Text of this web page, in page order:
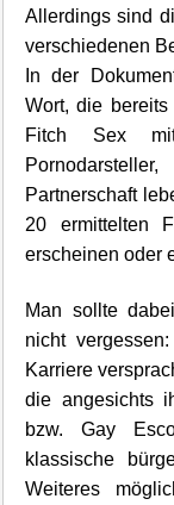
Allerdings sind
verschiedenen
In der
Wort, die
Fitch Sex
Partnerschaft
20 ermittelten
erscheinen oder
Man sollte
nicht
Karriere
die angesichts
bzw. Gay
klassische
Weiteres